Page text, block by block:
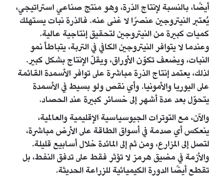
أيضًا، بالنسبة لإنتاج الذرة، وهو منتج صناعي استراتيجي،
يُعتبر النيتروجين عنصرًا لا غنى عنه. فالذرة نبات يستهلك
كميات كبيرة من النيتروجين لتحقيق إنتاجية عالية.
وعندما لا يتوافر النيتروجين الكافي في التربة، يتباطأ نمو
النبات، ويضعف تكوّن الأوراق، ويقلّ الإنتاج بشكل كبير.
لذلك، يعتمد إنتاج الذرة مباشرة على توافر الأسمدة القائمة
على اليوريا والأمونيا. وأي نقص ولو بسيط في الأسمدة
يتحوّل بعد عدة أشهر إلى خسائر كبيرة عند الحصاد.
والآن، مع التوترات الجيوسياسية الإقليمية والعالمية،
ينعكس أي صدمة في أسواق الطاقة على الأرض مباشرة،
لتصل إلى المزارع، ومن ثم إلى المائدة خلال أسابيع قليلة.
والأزمة في مضيق هرمز لا تؤثر فقط على تدفق النفط، بل
تقطع أيضًا الدورة الكيميائية للزراعة الحديثة.